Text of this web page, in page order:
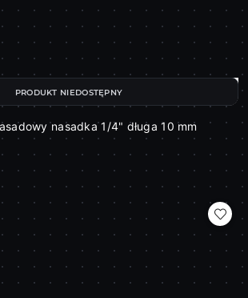
nasadka 1/4" długa 10 mm
PRODUKT NIEDOSTĘPNY